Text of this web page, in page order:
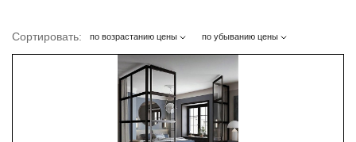
Сортировать: по возрастанию цены по убыванию цены